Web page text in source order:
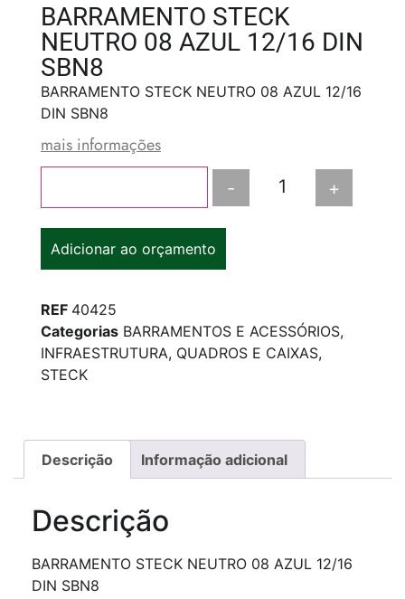
BARRAMENTO STECK
NEUTRO 08 AZUL 12/16 DIN
SBN8
BARRAMENTO STECK NEUTRO 08 AZUL 12/16
DIN SBN8
mais informações
- +
Adicionar ao orçamento
REF 40425
Categorias BARRAMENTOS E ACESSÓRIOS,
INFRAESTRUTURA, QUADROS E CAIXAS,
STECK
Descrição Informação adicional
Descrição
BARRAMENTO STECK NEUTRO 08 AZUL 12/16
DIN SBN8